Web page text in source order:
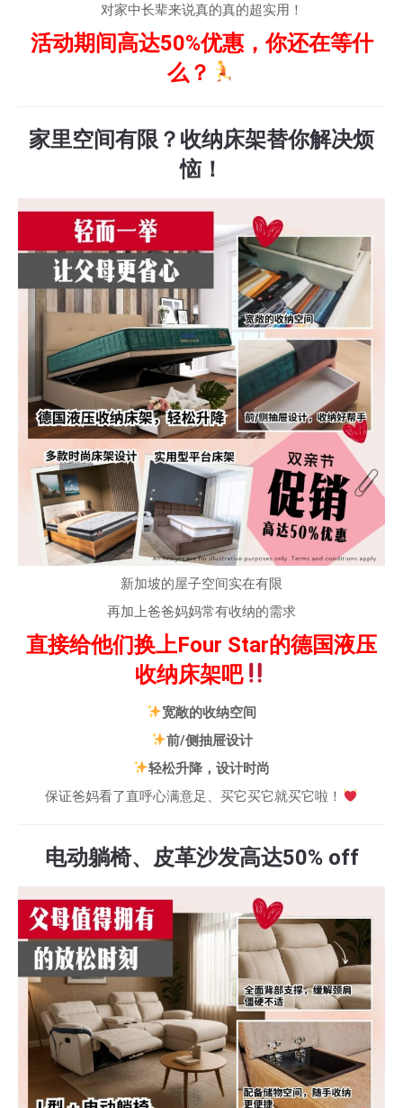
对家中长辈来说真的真的超实用！
活动期间高达50%优惠，你还在等什
么？
家里空间有限？收纳床架替你解决烦
恼！
新加坡的屋子空间实在有限
再加上爸爸妈妈常有收纳的需求
直接给他们换上Four Star的德国液压
收纳床架吧
宽敞的收纳空间
前/侧抽屉设计
轻松升降，设计时尚
保证爸妈看了直呼心满意足、买它买它就买它啦！
电动躺椅、皮革沙发高达50% off